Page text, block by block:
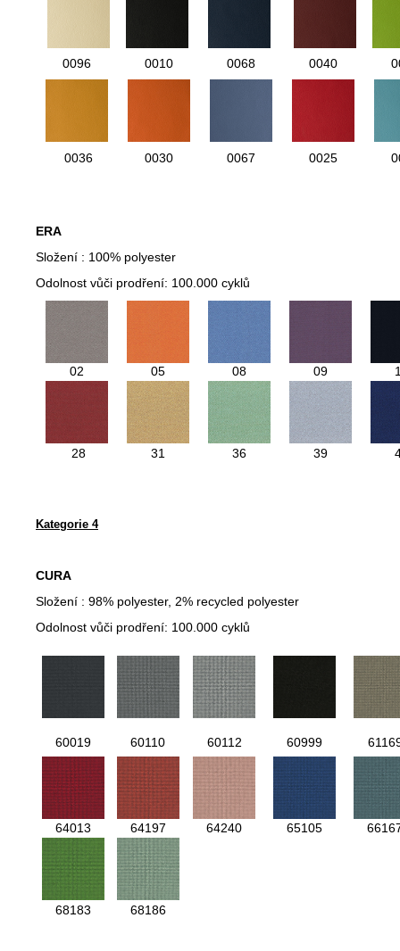
0096 0010 0068 0040
0036 0030 0067 0025
ERA
Složení : 100% polyester
Odolnost vůči prodření: 100.000 cyklů
02 05 08 09
28 31 36 39
Kategorie 4
CURA
Složení : 98% polyester, 2% recycled polyester
Odolnost vůči prodření: 100.000 cyklů
60019 60110 60112 60999
64013 64197 64240 65105
68183 68186